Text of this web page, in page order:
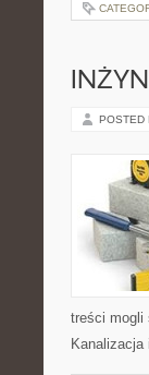
POSTED
treści mogli